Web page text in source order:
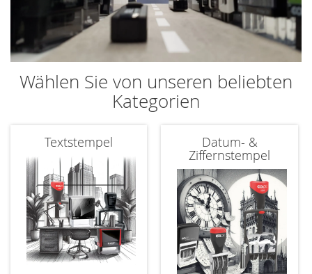
Wählen Sie von unseren beliebten
Kategorien
Textstempel Datum- &
Ziffernstempel